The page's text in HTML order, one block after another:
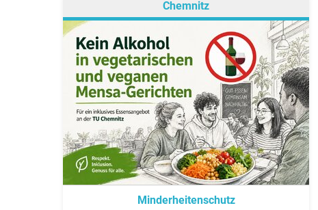
Chemnitz
Minderheitenschutz